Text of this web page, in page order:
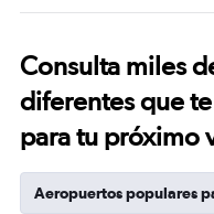
Consulta miles
diferentes que
para tu próximo
Aeropuertos populares